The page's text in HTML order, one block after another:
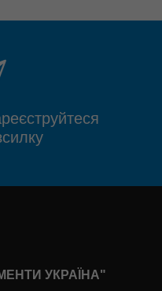
УКРАЇНА"